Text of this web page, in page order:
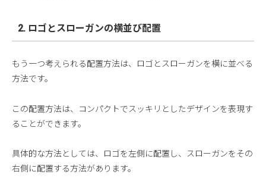
2. ロゴとスローガンの横並び配置
もう一つ考えられる配置方法は、ロゴとスローガンを横に並べる
方法です。
この配置方法は、コンパクトでスッキリとしたデザインを表現す
ることができます。
具体的な方法としては、ロゴを左側に配置し、スローガンをその
右側に配置する方法があります。